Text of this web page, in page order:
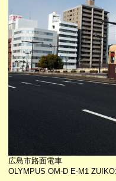
広島市路面電車
OLYMPUS OM-D E-M1